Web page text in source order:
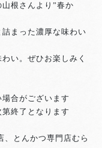
根さんより”春か
まった濃厚な味わい
い。ぜひお楽しみく
合がございます
終了となります
、とんかつ専門店むら